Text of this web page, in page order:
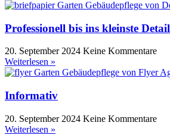
Professionell bis ins kleinste Detail
20. September 2024 Keine Kommentare
Weiterlesen »
Informativ
20. September 2024 Keine Kommentare
Weiterlesen »